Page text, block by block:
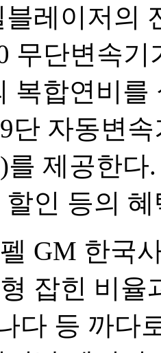
블레이저의
무단변속기
복합연비
단 자동변
를 제공한
인 등의
GM 한국
잡힌 비율
다 등 까다